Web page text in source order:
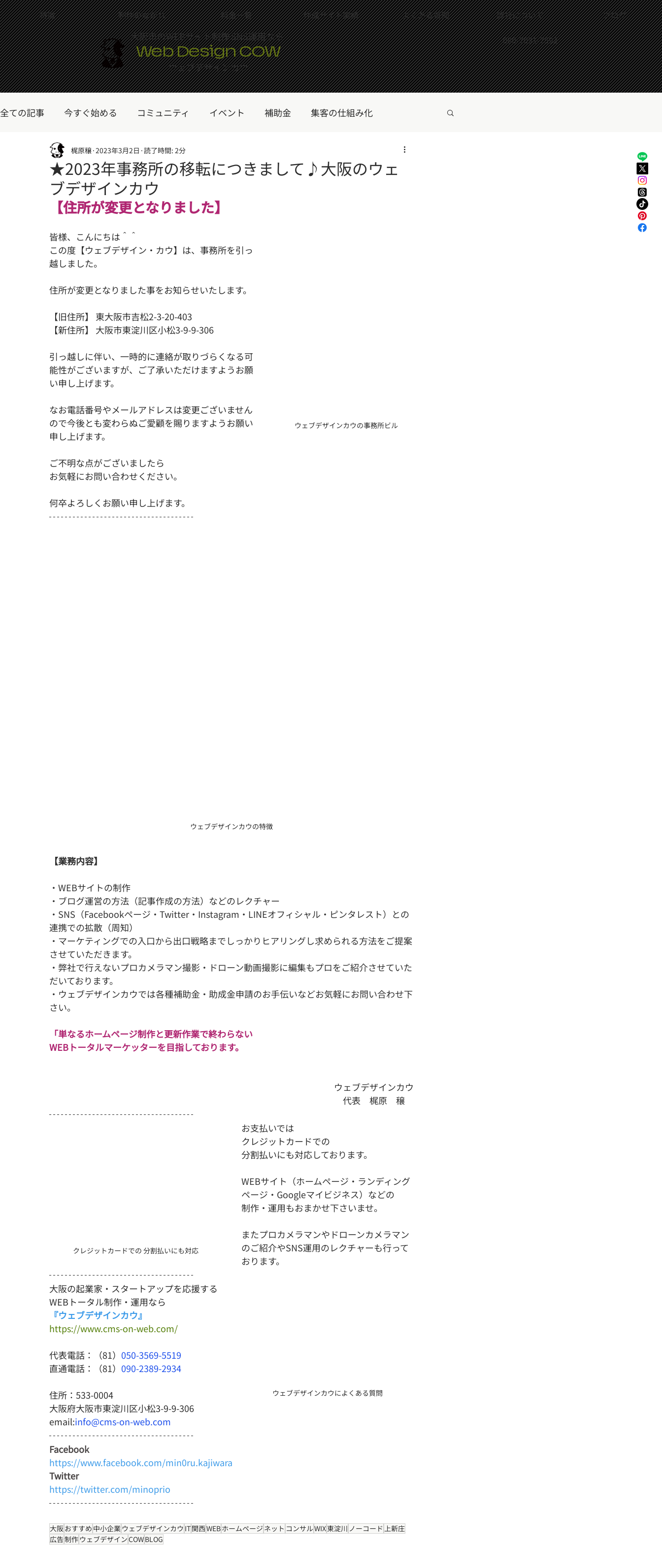
特徴 制作のながれ 料金一覧 作成サイト実績 よくある質問 弊社について ブログ
大阪市のWEBサイト制作＋SNS運用なら
Web Design COW
ウェブデザインカウ
080-7031-7592
全ての記事 今すぐ始める コミュニティ イベント 補助金 集客の仕組み化
コワーキングスペース ワンディワークショップ ランディングページ（LP）
Wixについて Wixテクノロジー
Youtube ツール 起業/スタートアップ
★2023年事務所の移転につきまして♪大阪のウェ
ブデザインカウ
梶原穣 2023年3月2日 読了時間: 2分
【住所が変更となりました】
ウェブデザインカウの事務所ビル
皆様、こんにちは＾＾
この度【ウェブデザイン・カウ】は、事務所を引っ
越しました。
住所が変更となりました事をお知らせいたします。
【旧住所】 東大阪市吉松2-3-20-403
【新住所】 大阪市東淀川区小松3-9-9-306
引っ越しに伴い、一時的に連絡が取りづらくなる可
能性がございますが、ご了承いただけますようお願
い申し上げます。
なお電話番号やメールアドレスは変更ございません
ので今後とも変わらぬご愛顧を賜りますようお願い
申し上げます。
ご不明な点がございましたら
お気軽にお問い合わせください。
何卒よろしくお願い申し上げます。
ウェブデザインカウの特徴
【業務内容】
・WEBサイトの制作
・ブログ運営の方法（記事作成の方法）などのレクチャー
・SNS（Facebookページ・Twitter・Instagram・LINEオフィシャル・ピンタレスト）との
連携での拡散（周知）
・マーケティングでの入口から出口戦略までしっかりヒアリングし求められる方法をご提案
させていただきます。
・弊社で行えないプロカメラマン撮影・ドローン動画撮影に編集もプロをご紹介させていた
だいております。
・ウェブデザインカウでは各種補助金・助成金申請のお手伝いなどお気軽にお問い合わせ下
さい。
「単なるホームページ制作と更新作業で終わらない
WEBトータルマーケッターを目指しております。
ウェブデザインカウ
代表　梶原　穣
クレジットカードでの 分割払いにも対応
お支払いでは
クレジットカードでの
分割払いにも対応しております。
WEBサイト（ホームページ・ランディング
ページ・Googleマイビジネス）などの
制作・運用もおまかせ下さいませ。
またプロカメラマンやドローンカメラマン
のご紹介やSNS運用のレクチャーも行って
おります。
ウェブデザインカウによくある質問
大阪の起業家・スタートアップを応援する
WEBトータル制作・運用なら
『ウェブデザインカウ』
https://www.cms-on-web.com/
代表電話：（81） 050-3569-5519
直通電話：（81） 090-2389-2934
住所：533-0004
大阪府大阪市東淀川区小松3-9-9-306
email:info@cms-on-web.com
Facebook
https://www.facebook.com/min0ru.kajiwara
Twitter
https://twitter.com/minoprio
大阪おすすめ 中小企業 ウェブデザインカウ IT関西WEBホームページ ネット コンサルWIX東淀川 ノーコード 上新庄
広告制作 ウェブデザインCOWBLOG